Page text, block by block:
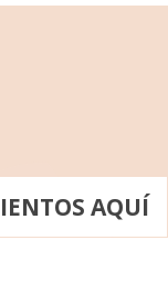
AQUÍ